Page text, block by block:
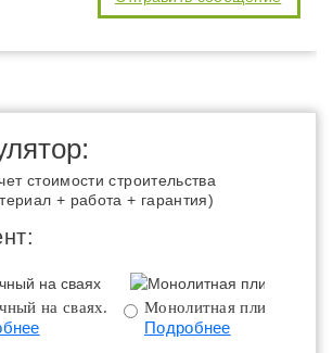
стоимости строительства
+ работа + гарантия)
на сваях. Монолитная плита.
Подробнее